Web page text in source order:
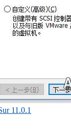
11.0.1